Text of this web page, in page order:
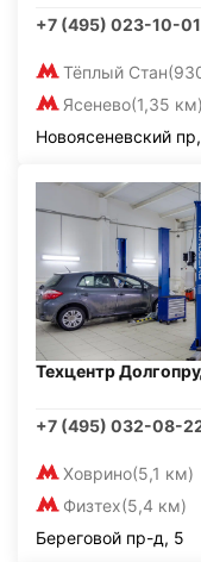
+7 (495) 023-10-01
Тёплый Стан
Ясенево(1,35 км)
Новоясеневский
Техцентр
+7 (495) 032-08-
Ховрино(5,1 км)
Физтех(5,4 км)
Береговой пр-д, 5